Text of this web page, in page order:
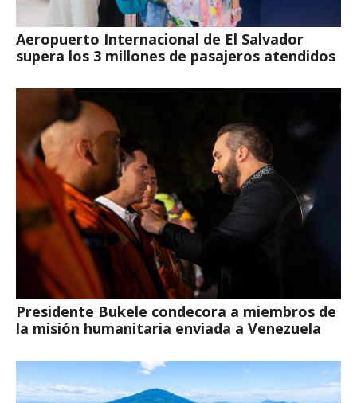
Aeropuerto Internacional de El Salvador
supera los 3 millones de pasajeros atendidos
Presidente Bukele condecora a miembros de
la misión humanitaria enviada a Venezuela